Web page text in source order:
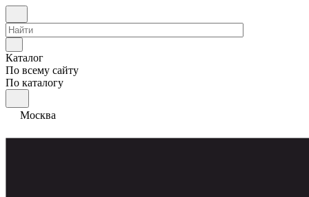
Каталог
По всему сайту
По каталогу
Москва